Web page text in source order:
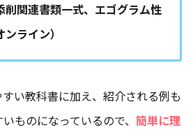
削関連書類一式、エゴグラム性
ライン）
い教科書に加え、紹介される例も
ものになっているので、 簡単に理